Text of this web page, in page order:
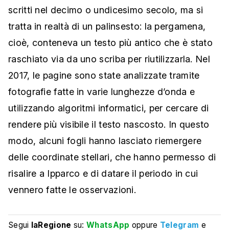
scritti nel decimo o undicesimo secolo, ma si
tratta in realtà di un palinsesto: la pergamena,
cioè, conteneva un testo più antico che è stato
raschiato via da uno scriba per riutilizzarla. Nel
2017, le pagine sono state analizzate tramite
fotografie fatte in varie lunghezze d’onda e
utilizzando algoritmi informatici, per cercare di
rendere più visibile il testo nascosto. In questo
modo, alcuni fogli hanno lasciato riemergere
delle coordinate stellari, che hanno permesso di
risalire a Ipparco e di datare il periodo in cui
vennero fatte le osservazioni.
Segui laRegione su:WhatsApp oppure Telegram e